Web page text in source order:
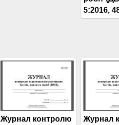
5:2016,
Журнал контролю
Журнал